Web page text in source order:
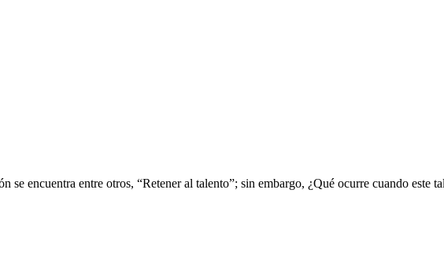
se encuentra entre otros, “Retener al talento”; sin embargo, ¿Qué ocurre cuando este